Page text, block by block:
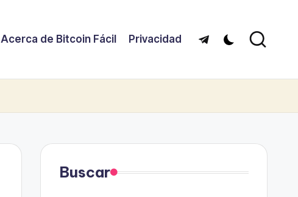
Acerca de Bitcoin Fácil Privacidad Telegram
Buscar